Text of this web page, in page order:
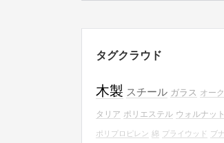
タグクラウド
木製 スチール ガラス オーク
タリア ポリエステル ウォルナット
ポリプロピレン 綿 プライウッド ブナ